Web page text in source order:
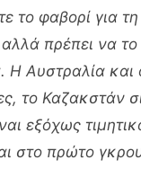
το φαβορί για
πρέπει να το
Η Αυστραλία και
το Καζακστάν
εξόχως
στο πρώτο